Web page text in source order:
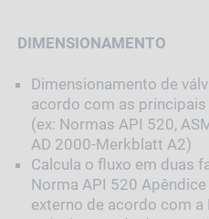
DIMENSIONAMENTO
Dimensionamento de
acordo com as
(ex: Normas API 520,
AD 2000-Merkblatt A2)
Calcula o fluxo em duas
Norma API 520
externo de acordo com a